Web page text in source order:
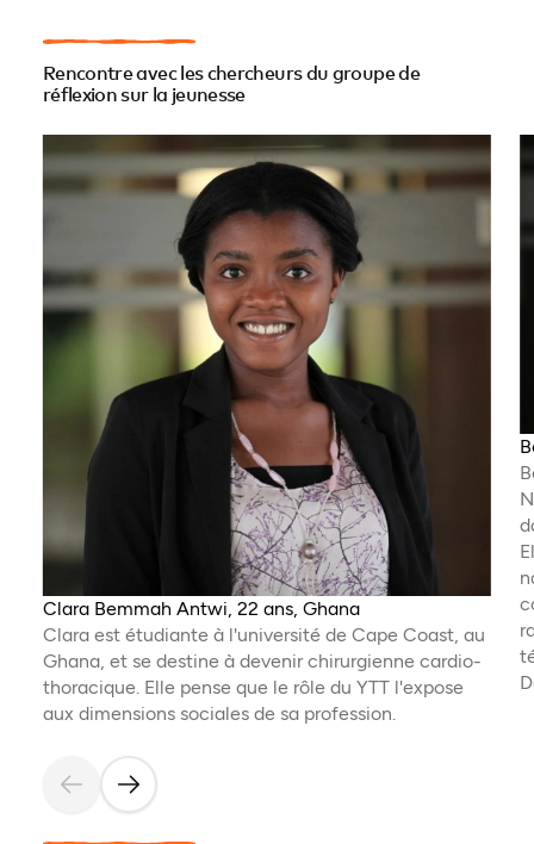
Rencontre avec les chercheurs du groupe de
réflexion sur la jeunesse
Clara Bemmah Antwi, 22 ans, Ghana
Clara est étudiante à l'université de Cape Coast, au
Ghana, et se destine à devenir chirurgienne cardio-
thoracique. Elle pense que le rôle du YTT l'expose
aux dimensions sociales de sa profession.